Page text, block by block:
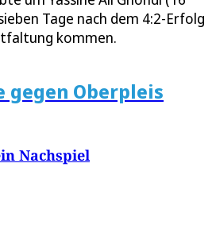
Tage nach dem 4:2-Erfolg
kommen.
gegen Oberpleis
Nachspiel